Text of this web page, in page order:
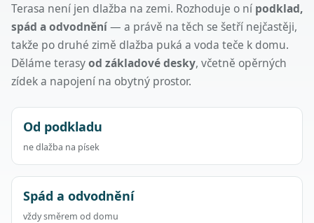
Terasa není jen dlažba na zemi. Rozhoduje o ní podklad,
spád a odvodnění— a právě na těch se šetří nejčastěji,
takže po druhé zimě dlažba puká a voda teče k domu.
Děláme terasyod základové desky, včetně opěrných
zídek a napojení na obytný prostor.
Od podkladu
ne dlažba na písek
Spád a odvodnění
vždy směrem od domu